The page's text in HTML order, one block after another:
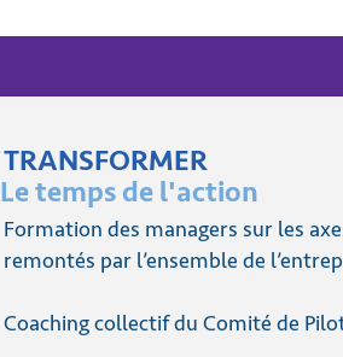
TRANSFORMER
Le temps de l'action
Formation des managers sur les
remontés par l’ensemble de
Coaching collectif du Comité de